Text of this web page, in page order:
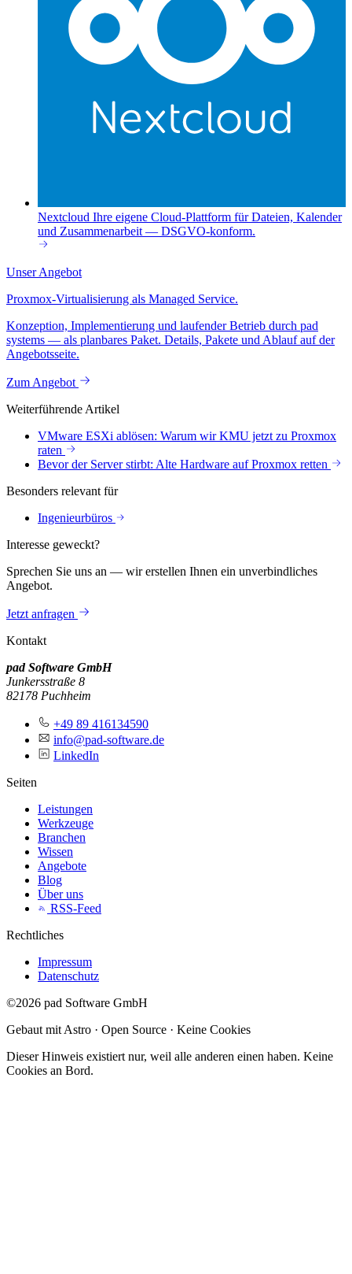
Nextcloud Ihre eigene Cloud-Plattform für Dateien, Kalender
und Zusammenarbeit — DSGVO-konform.
Unser Angebot
Proxmox-Virtualisierung als Managed Service.
Konzeption, Implementierung und laufender Betrieb durch pad
systems — als planbares Paket. Details, Pakete und Ablauf auf der
Angebotsseite.
Zum Angebot
Weiterführende Artikel
VMware ESXi ablösen: Warum wir KMU jetzt zu Proxmox
raten
Bevor der Server stirbt: Alte Hardware auf Proxmox retten
Besonders relevant für
Ingenieurbüros
Interesse geweckt?
Sprechen Sie uns an — wir erstellen Ihnen ein unverbindliches
Angebot.
Jetzt anfragen
Kontakt
pad Software GmbH
Junkersstraße 8
82178 Puchheim
+49 89 416134590
info@pad-software.de
LinkedIn
Seiten
Leistungen
Werkzeuge
Branchen
Wissen
Angebote
Blog
Über uns
RSS-Feed
Rechtliches
Impressum
Datenschutz
©2026 pad Software GmbH
Gebaut mit Astro · Open Source · Keine Cookies
Dieser Hinweis existiert nur, weil alle anderen einen haben. Keine
Cookies an Bord.